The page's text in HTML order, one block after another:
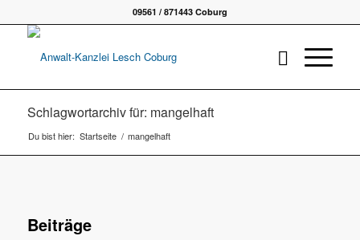
09561 / 871443 Coburg
Schlagwortarchiv für: mangelhaft
Du bist hier: Startseite / mangelhaft
Beiträge